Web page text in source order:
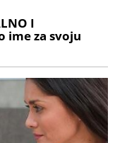
I
ime za svoju